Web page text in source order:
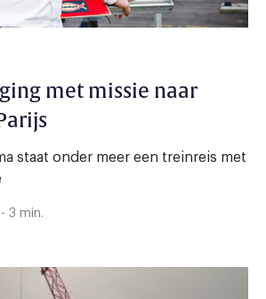
met missie naar
staat onder meer een treinreis met
3 min.